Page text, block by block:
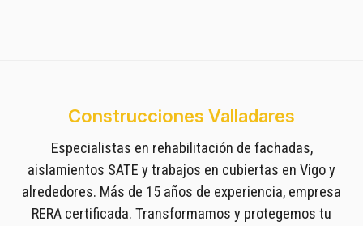
Construcciones Valladares
Especialistas en rehabilitación de fachadas,
aislamientos SATE y trabajos en cubiertas en Vigo y
alrededores. Más de 15 años de experiencia, empresa
RERA certificada. Transformamos y protegemos tu